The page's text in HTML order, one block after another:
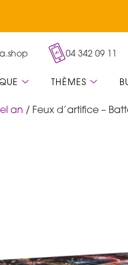
04 342 09 11
THÈMES
an / Feux d’artifice –